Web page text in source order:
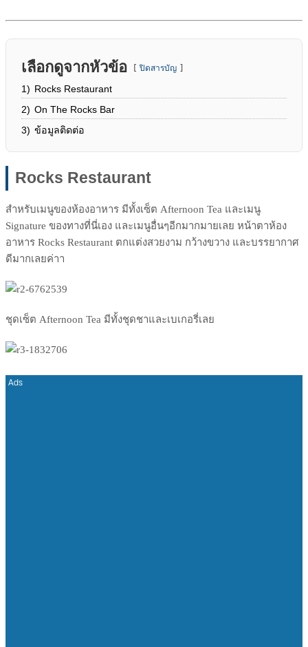
เลือกดูจากหัวข้อ ปิดสารบัญ
1) Rocks Restaurant
2) On The Rocks Bar
3) ข้อมูลติดต่อ
Rocks Restaurant
สำหรับเมนูของห้องอาหาร มีทั้งเซ็ต Afternoon Tea และเมนู
Signature ของทางที่นี่เอง และเมนูอื่นๆอีกมากมายเลย หน้าตาห้อง
อาหาร Rocks Restaurant ตกแต่งสวยงาม กว้างขวาง และบรรยากาศ
ดีมากเลยค่าา
ชุดเซ็ต Afternoon Tea มีทั้งชุดชาและเบเกอรี่เลย